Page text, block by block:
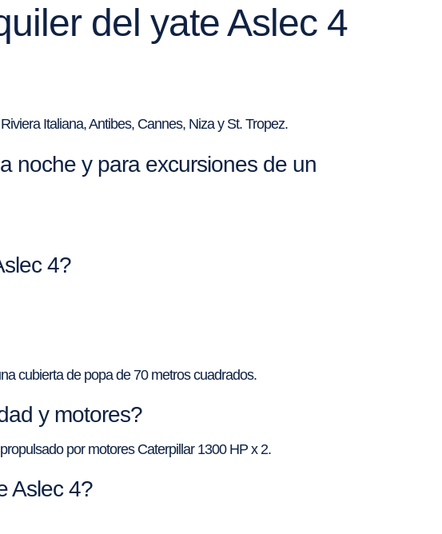
del yate Aslec 4
Italiana, Antibes, Cannes, Niza y St. Tropez.
noche y para excursiones de un
4?
cubierta de popa de 70 metros cuadrados.
y motores?
por motores Caterpillar 1300 HP x 2.
Aslec 4?